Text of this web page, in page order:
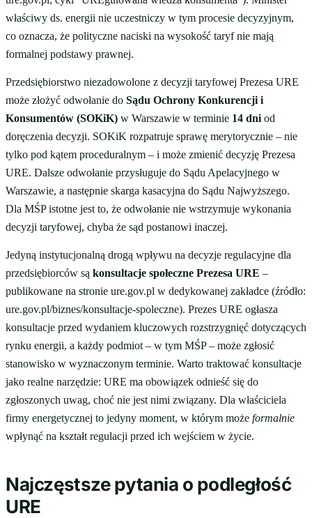
właściwy ds. energii nie uczestniczy w tym procesie decyzyjnym,
co oznacza, że polityczne naciski na wysokość taryf nie mają
formalnej podstawy prawnej.
Przedsiębiorstwo niezadowolone z decyzji taryfowej Prezesa URE
może złożyć odwołanie do Sądu Ochrony Konkurencji i
Konsumentów (SOKiK) w Warszawie w terminie 14 dni od
doręczenia decyzji. SOKiK rozpatruje sprawę merytorycznie – nie
tylko pod kątem proceduralnym – i może zmienić decyzję Prezesa
URE. Dalsze odwołanie przysługuje do Sądu Apelacyjnego w
Warszawie, a następnie skarga kasacyjna do Sądu Najwyższego.
Dla MŚP istotne jest to, że odwołanie nie wstrzymuje wykonania
decyzji taryfowej, chyba że sąd postanowi inaczej.
Jedyną instytucjonalną drogą wpływu na decyzje regulacyjne dla
przedsiębiorców są konsultacje społeczne Prezesa URE –
publikowane na stronie ure.gov.pl w dedykowanej zakładce (źródło:
ure.gov.pl/biznes/konsultacje-spoleczne). Prezes URE ogłasza
konsultacje przed wydaniem kluczowych rozstrzygnięć dotyczących
rynku energii, a każdy podmiot – w tym MŚP – może zgłosić
stanowisko w wyznaczonym terminie. Warto traktować konsultacje
jako realne narzędzie: URE ma obowiązek odnieść się do
zgłoszonych uwag, choć nie jest nimi związany. Dla właściciela
firmy energetycznej to jedyny moment, w którym może formalnie
wpłynąć na kształt regulacji przed ich wejściem w życie.
Najczęstsze pytania o podległość
URE